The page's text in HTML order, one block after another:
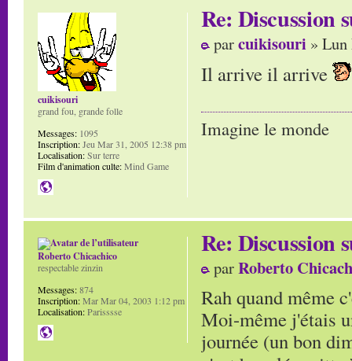
Re: Discussion
parcuikisouri » Lun
Il arrive il arrive
Imagine le monde
cuikisouri
grand fou, grande folle
Messages: 1095
Inscription:Jeu Mar 31, 2005 12:38 pm
Localisation:Sur terre
Film d'animation culte:Mind Game
Re: Discussion
parRoberto
Rah quand même
Moi-même j'étais
journée (un bon
Roberto Chicachico
respectable zinzin
Messages:874
Inscription:Mar Mar 04, 2003 1:12 pm
Localisation:Parisssse